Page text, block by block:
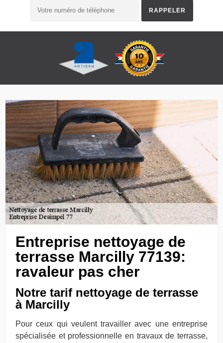
Entreprise nettoyage de
terrasse Marcilly 77139:
ravaleur pas cher
Notre tarif nettoyage de terrasse
à Marcilly
Pour ceux qui veulent travailler avec une entreprise
spécialisée et professionnelle en travaux de terrasse,